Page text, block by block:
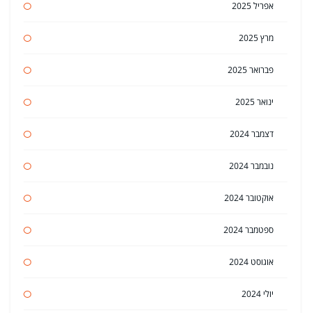
אפריל 2025
מרץ 2025
פברואר 2025
ינואר 2025
דצמבר 2024
נובמבר 2024
אוקטובר 2024
ספטמבר 2024
אוגוסט 2024
יולי 2024